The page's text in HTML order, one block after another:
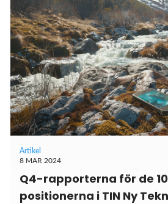
Artikel
8 MAR 2024
Q4-rapporterna för de
positionerna i TIN Ny